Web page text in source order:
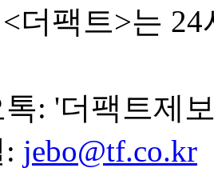
더팩트>는
톡: '더팩트제
jebo@tf.co.kr